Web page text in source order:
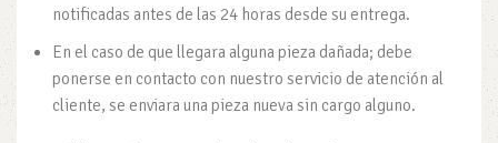
notificadas antes de las 24 horas desde su entrega.
En el caso de que llegara alguna pieza dañada; debe
ponerse en contacto con nuestro servicio de atención al
cliente, se enviara una pieza nueva sin cargo alguno.